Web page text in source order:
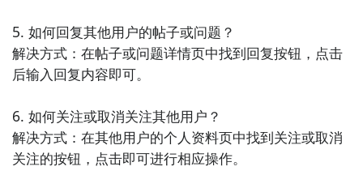
新资讯和技术突破，包括光伏技术的创新和发展趋势。
用户可以通过这个APP获取到有关光伏科技的新闻报道
和专家观点。
8. 《可再生能源新闻速递》 - 这个APP为用户提供关于
可再生能源行业的及时新闻和重要事件的快讯。其中包
括光伏产业的最新动态和政策变化，用户可以通过这个
5. 如何回复其他用户的帖子或问题？
解决方式：在帖子或问题详情页中找到回复按钮，点击
后输入回复内容即可。
6. 如何关注或取消关注其他用户？
解决方式：在其他用户的个人资料页中找到关注或取消
关注的按钮，点击即可进行相应操作。